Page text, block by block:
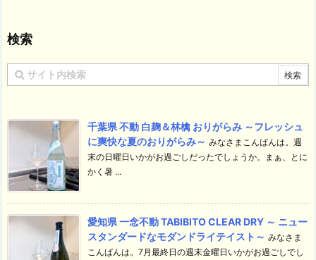
検索
千葉県 不動 白麹＆林檎 おりがらみ ～フレッシュ
に爽快な夏のおりがらみ～ みなさまこんばんは。週
末の日曜日いかがお過ごしだったでしょうか。まぁ、とに
かく暑 ...
愛知県 一念不動 TABIBITO CLEAR DRY ～ ニュー
スタンダードなモダンドライテイスト～ みなさま
こんばんは。7月最終日の週末金曜日いかがお過ごしでし